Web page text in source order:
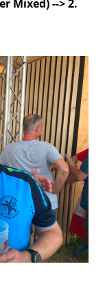
Mixed) --> 2.